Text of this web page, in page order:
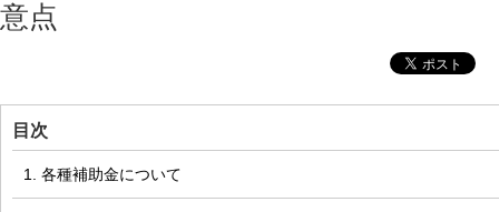
意点
目次
1. 各種補助金について